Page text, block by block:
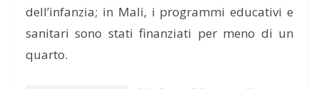
dell’infanzia; in Mali, i programmi educativi e
sanitari sono stati finanziati per meno di un
quarto.